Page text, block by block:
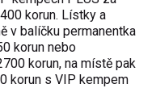
korun. Lístky a
v balíčku permanentka
korun nebo
korun, na místě pak
korun s VIP kempem